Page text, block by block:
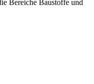
Bereiche Baustoffe und